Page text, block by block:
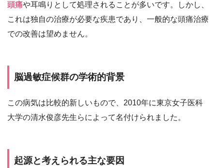
頭痛や耳鳴りとして処理されることが多いです。しかし、
これは独自の治療が必要な疾患であり、一般的な頭痛治療
での改善は望めません。
脳過敏症候群の学術的背景
この病気は比較的新しいもので、2010年に東京女子医科
大学の清水俊彦先生らによって名付けられました。
起源と考えられる主な要因